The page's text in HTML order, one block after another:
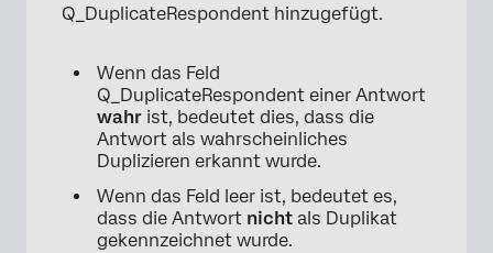
Q_DuplicateRespondent hinzugefügt.
Wenn das Feld
Q_DuplicateRespondent einer Antwort
wahr ist, bedeutet dies, dass die
Antwort als wahrscheinliches
Duplizieren erkannt wurde.
Wenn das Feld leer ist, bedeutet es,
dass die Antwort nicht als Duplikat
gekennzeichnet wurde.